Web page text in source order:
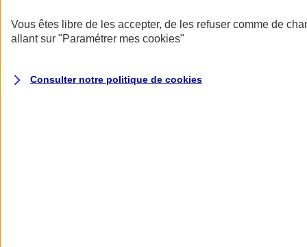
AXA Assurance
Vous êtes libre de les accepter, de les refuser comme de
allant sur "Paramétrer mes cookies"
Consulter notre politique de cookies